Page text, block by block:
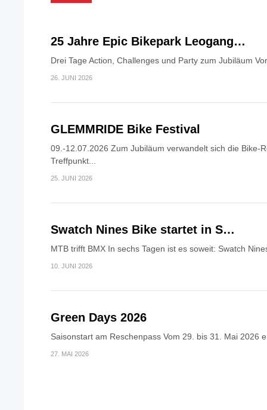
25 Jahre Epic Bikepark Leogang…
Drei Tage Action, Challenges und Party zum Jubiläum
26. JUNI 2026
GLEMMRIDE Bike Festival
09.-12.07.2026 Zum Jubiläum verwandelt sich die Bike-
Treffpunkt...
25. JUNI 2026
Swatch Nines Bike startet in S…
MTB trifft BMX In sechs Tagen ist es soweit: Swatch
10. JUNI 2026
Green Days 2026
Saisonstart am Reschenpass Vom 29. bis 31. Mai 2026
27. MAI 2026